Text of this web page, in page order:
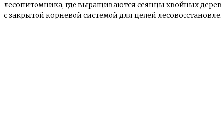
лесопитомника, где выращиваются сеянцы хвойных
с закрытой корневой системой для целей